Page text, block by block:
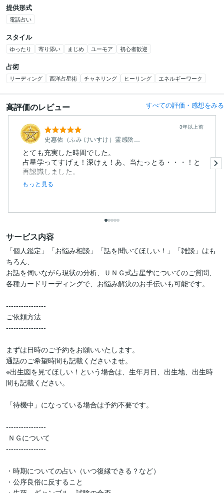
提供形式
電話占い
スタイル
ゆったり 寄り添い まじめ ユーモア 初心者歓迎
占術
リーディング 西洋占星術 チャネリング ヒーリング エネルギーワーク
高評価のレビュー すべての評価・感想をみる
史惠佑（ふみ けいすけ）霊感陰陽タロット
3年以上前
とても充実した時間でした。
占星学ってすげぇ！深けぇ！あ、当たっとる・・・！と
もっと見る
サービス内容
「個人鑑定」「お悩み相談」「話を聞いてほしい！」「雑談」はも
ちろん、
お話を伺いながら現状の分析、ＵＮＧ式占星学についてのご質問、
各種カードリーディングで、お悩み解決のお手伝いも可能です。
----------------
ご依頼方法
----------------
まずは日時のご予約をお願いいたします。
通話のご希望時間も記載くださいませ。
※出生図を見てほしい！という場合は、生年月日、出生地、出生時
間も記載ください。
「待機中」になっている場合は予約不要です。
----------------
----------------
・時期についての占い（いつ復縁できる？など）
・公序良俗に反すること